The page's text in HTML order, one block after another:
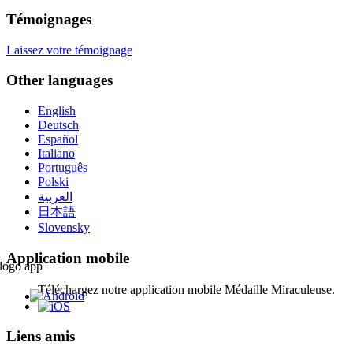
Témoignages
Laissez votre témoignage
Other languages
English
Deutsch
Español
Italiano
Português
Polski
العربية
日本語
Slovensky
Application mobile
Téléchargez notre application mobile Médaille Miraculeuse.
Liens amis